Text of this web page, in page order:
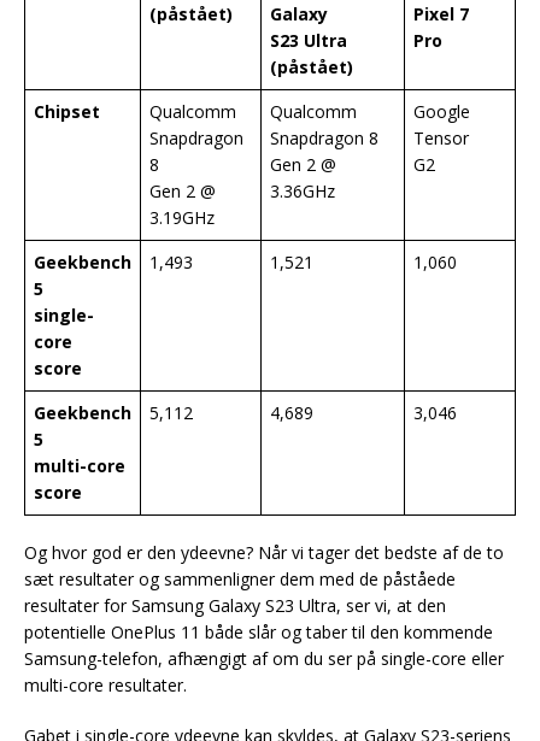
(påstået)
Galaxy
S23 Ultra
(påstået)
Pixel 7
Pro
Chipset
Qualcomm
Snapdragon
8
Gen 2 @
3.19GHz
Qualcomm
Snapdragon 8
Gen 2 @
3.36GHz
Google
Tensor
G2
Geekbench
5
single-
core
score
1,493 1,521 1,060
Geekbench
5
multi-core
score
5,112 4,689 3,046
Og hvor god er den ydeevne? Når vi tager det bedste af de to
sæt resultater og sammenligner dem med de påståede
resultater for Samsung Galaxy S23 Ultra, ser vi, at den
potentielle OnePlus 11 både slår og taber til den kommende
Samsung-telefon, afhængigt af om du ser på single-core eller
multi-core resultater.
Gabet i single-core ydeevne kan skyldes, at Galaxy S23-seriens